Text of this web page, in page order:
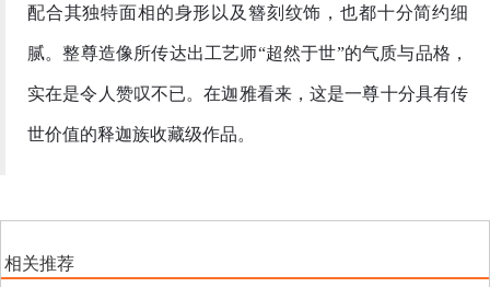
配合其独特面相的身形以及簪刻纹饰，也都十分简约细
腻。整尊造像所传达出工艺师“超然于世”的气质与品格，
实在是令人赞叹不已。在迦雅看来，这是一尊十分具有传
世价值的释迦族收藏级作品。
相关推荐